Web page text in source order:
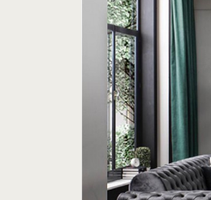
Mobilya
Vadi
Hakkında
Bilgi</